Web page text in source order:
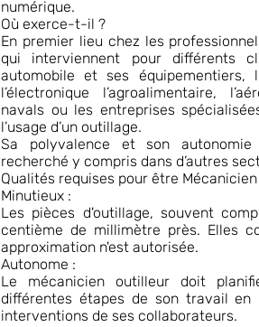
numérique.
Où exerce-t-il ?
En premier lieu chez les
qui interviennent pour différents
automobile et ses équipementiers,
l’électronique l’agroalimentaire,
navals ou les entreprises
l’usage d’un outillage.
Sa polyvalence et son
recherché y compris dans d’autres
Qualités requises pour être
Minutieux :
Les pièces d'outillage, souvent
centième de millimètre près. Elles
approximation n'est autorisée.
Autonome :
Le mécanicien outilleur doit
différentes étapes de son travail en
interventions de ses collaborateurs.